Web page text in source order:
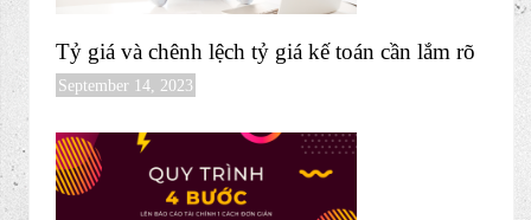
Tỷ giá và chênh lệch tỷ giá kế toán cần lắm rõ
September 14, 2023